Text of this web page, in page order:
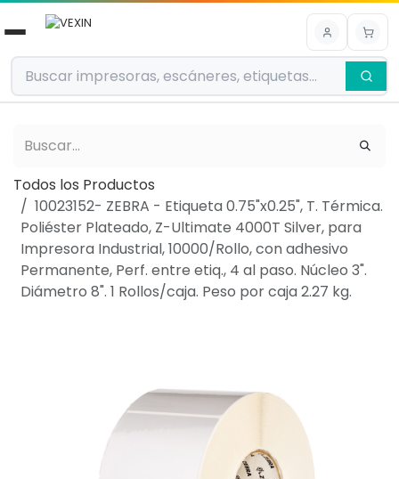
Ir al contenido
Todos los Productos
10023152- ZEBRA - Etiqueta 0.75"x0.25", T. Térmica.
Poliéster Plateado, Z-Ultimate 4000T Silver, para
Impresora Industrial, 10000/Rollo, con adhesivo
Permanente, Perf. entre etiq., 4 al paso. Núcleo 3".
Diámetro 8". 1 Rollos/caja. Peso por caja 2.27 kg.